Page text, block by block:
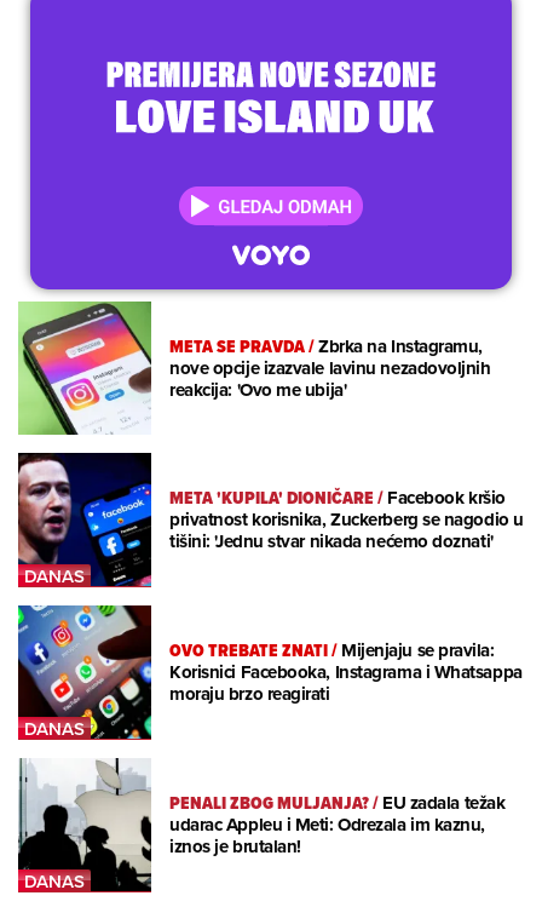
META SE PRAVDA/Zbrka na Instagramu,
nove opcije izazvale lavinu nezadovoljnih
reakcija: 'Ovo me ubija'
META 'KUPILA' DIONIČARE/Facebook kršio
privatnost korisnika, Zuckerberg se nagodio u
tišini: 'Jednu stvar nikada nećemo doznati'
OVO TREBATE ZNATI/Mijenjaju se pravila:
Korisnici Facebooka, Instagrama i Whatsappa
moraju brzo reagirati
PENALI ZBOG MULJANJA?/EU zadala težak
udarac Appleu i Meti: Odrezala im kaznu,
iznos je brutalan!